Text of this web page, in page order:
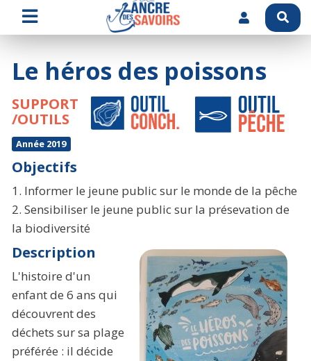
Le héros des poissons
SUPPORT
/OUTILS
Année 2019
Objectifs
1. Informer le jeune public sur le monde de la pêche
2. Sensibiliser le jeune public sur la présevation de
la biodiversité
Description
L'histoire d'un
enfant de 6 ans qui
découvrent des
déchets sur sa plage
préférée : il décide